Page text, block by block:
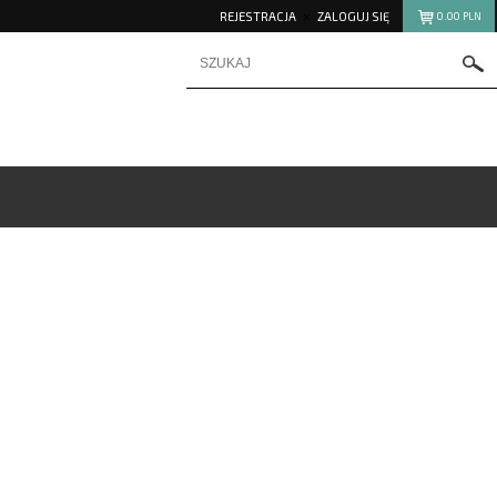
0.00 PLN
REJESTRACJA ZALOGUJ SIĘ